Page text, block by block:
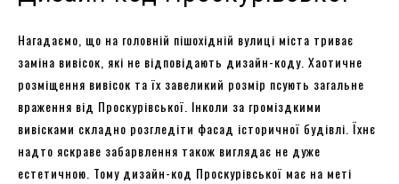
Нагадаємо, що на головній пішохідній вулиці міста триває
заміна вивісок, які не відповідають дизайн-коду. Хаотичне
розміщення вивісок та їх завеликий розмір псують загальне
враження від Проскурівської. Інколи за громіздкими
вивісками складно розгледіти фасад історичної будівлі. Їхнє
надто яскраве забарвлення також виглядає не дуже
естетичною. Тому дизайн-код Проскурівської має на меті